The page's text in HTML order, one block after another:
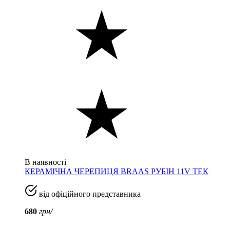
В наявності
КЕРАМІЧНА ЧЕРЕПИЦЯ BRAAS РУБІН 11V ТЕК
від офіційного представника
680 грн/